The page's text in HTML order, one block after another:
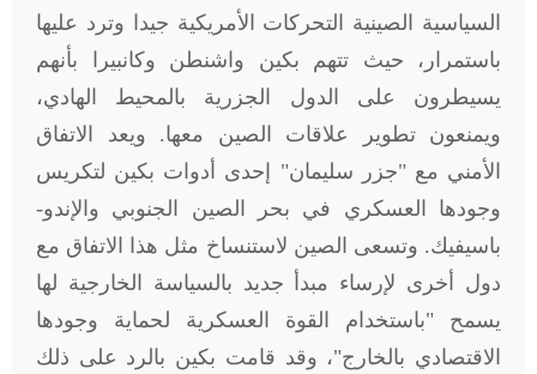
السياسية الصينية التحركات الأمريكية جيدا وترد عليها
باستمرار، حيث تتهم بكين واشنطن وكانبيرا بأنهم
يسيطرون على الدول الجزرية بالمحيط الهادي،
ويمنعون تطوير علاقات الصين معها. ويعد الاتفاق
الأمني مع "جزر سليمان" إحدى أدوات بكين لتكريس
وجودها العسكري في بحر الصين الجنوبي والإندو-
باسيفيك. وتسعى الصين لاستنساخ مثل هذا الاتفاق مع
دول أخرى لإرساء مبدأ جديد بالسياسة الخارجية لها
يسمح "باستخدام القوة العسكرية لحماية وجودها
الاقتصادي بالخارج"، وقد قامت بكين بالرد على ذلك